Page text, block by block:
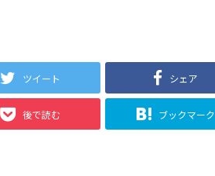
ツイート シェア
後で読む ブックマーク